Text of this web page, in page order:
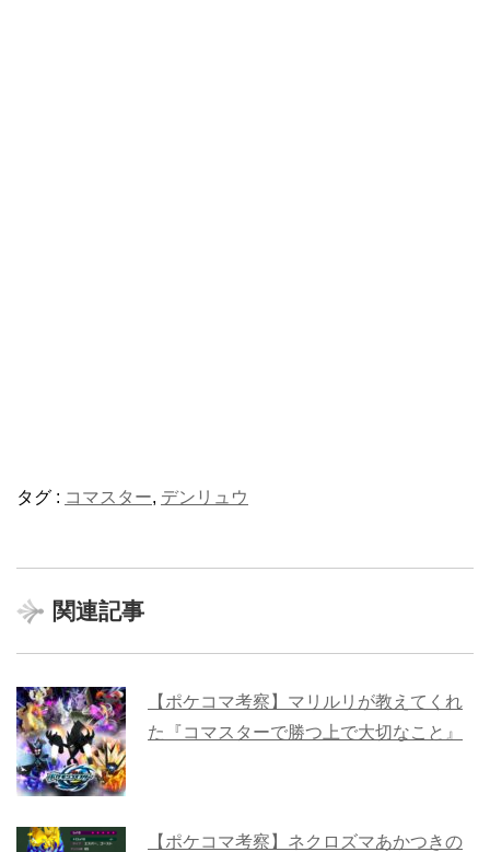
タグ : コマスター, デンリュウ
関連記事
【ポケコマ考察】マリルリが教えてくれ
た『コマスターで勝つ上で大切なこと』
【ポケコマ考察】ネクロズマあかつきの